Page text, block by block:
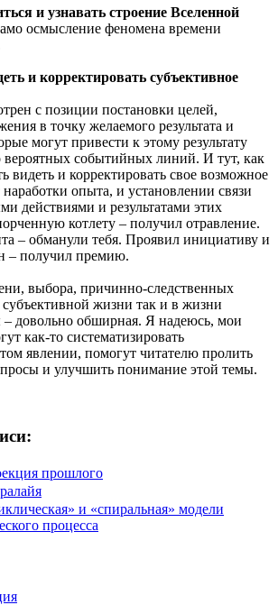
и узнавать строение Вселенной
осмысление феномена времени
и корректировать субъективное
с позиции постановки целей,
в точку желаемого результата и
могут привести к этому результату
вероятных событийных линий. И тут, как
видеть и корректировать свое возможное
наработки опыта, и установлении связи
действиями и результатами этих
котлету – получил отравление.
– обманули тебя. Проявил инициативу и
– получил премию.
выбора, причинно-следственных
жизни так и в жизни
довольно обширная. Я надеюсь, мои
как-то систематизировать
явлении, помогут читателю пролить
и улучшить понимание этой темы.
прошлого
и «спиральная» модели
процесса